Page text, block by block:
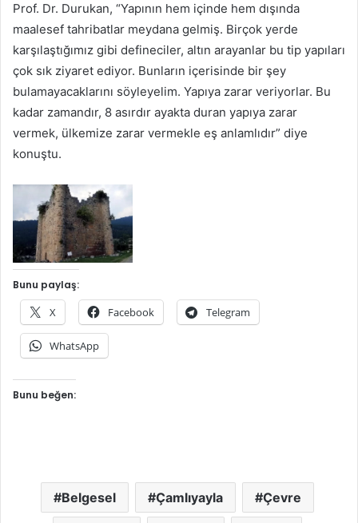
Prof. Dr. Durukan, “Yapının hem içinde hem dışında
maalesef tahribatlar meydana gelmiş. Birçok yerde
karşılaştığımız gibi defineciler, altın arayanlar bu tip yapıları
çok sık ziyaret ediyor. Bunların içerisinde bir şey
bulamayacaklarını söyleyelim. Yapıya zarar veriyorlar. Bu
kadar zamandır, 8 asırdır ayakta duran yapıya zarar
vermek, ülkemize zarar vermekle eş anlamlıdır” diye
konuştu.
Bunu paylaş:
X Facebook Telegram
WhatsApp
Bunu beğen:
Belgesel Çamlıyayla Çevre